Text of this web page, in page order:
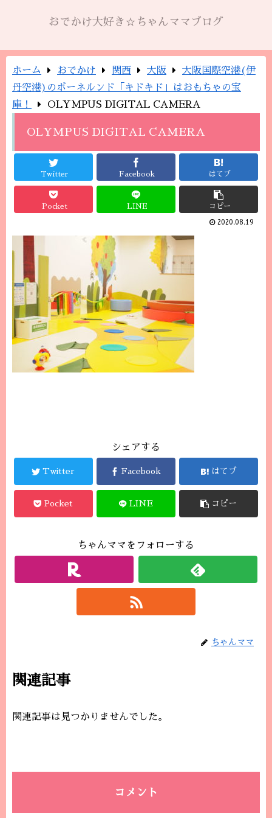
おでかけ大好き☆ちゃんママブログ
ホーム おでかけ 関西 大阪
大阪国際空港(伊
丹空港)のボーネルンド「キドキド」はおもちゃの宝
庫！
OLYMPUS DIGITAL CAMERA
OLYMPUS DIGITAL CAMERA
Twitter Facebook はてブ
Pocket LINE コピー
2020.08.19
シェアする
Twitter Facebook はてブ
Pocket LINE コピー
ちゃんママをフォローする
ちゃんママ
関連記事
関連記事は見つかりませんでした。
コメント